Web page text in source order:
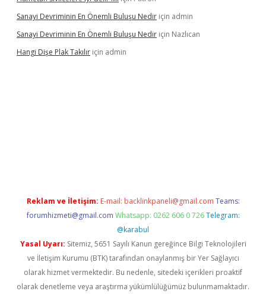
Sanayi Devriminin En Önemli Buluşu Nedir için admin
Sanayi Devriminin En Önemli Buluşu Nedir için Nazlıcan
Hangi Dişe Plak Takılır için admin
Reklam ve İletişim: E-mail: backlinkpaneli@gmail.com Teams:
forumhizmeti@gmail.com Whatsapp: 0262 606 0 726 Telegram:
@karabul
Yasal Uyarı: Sitemiz, 5651 Sayılı Kanun gereğince Bilgi Teknolojileri
ve İletişim Kurumu (BTK) tarafından onaylanmış bir Yer Sağlayıcı
olarak hizmet vermektedir. Bu nedenle, sitedeki içerikleri proaktif
olarak denetleme veya araştırma yükümlülüğümüz bulunmamaktadır.